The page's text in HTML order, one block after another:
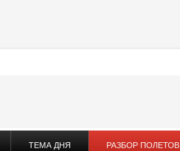
ТЕМА ДНЯ РАЗБОР ПОЛЕТОВ